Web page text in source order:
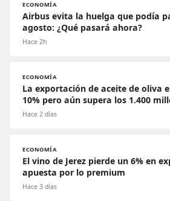
ECONOMÍA
Airbus evita la huelga que podía
agosto: ¿Qué pasará ahora?
Hace 2h
ECONOMÍA
La exportación de aceite de oliva
10% pero aún supera los 1.400
Hace 2 días
ECONOMÍA
El vino de Jerez pierde un 6% en
apuesta por lo premium
Hace 3 días